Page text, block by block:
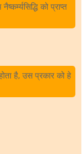
को प्राप्त
है, उस प्रकार को हे